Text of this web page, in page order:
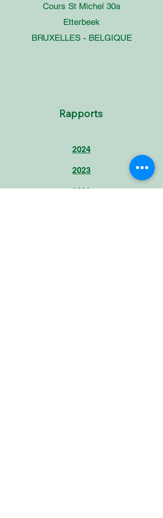
Cours St Michel 30a
Etterbeek
BRUXELLES - BELGIQUE
Rapports
2024
2023
2022